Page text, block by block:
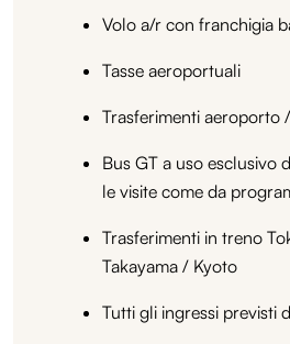
Volo a/r con franchigia
Tasse aeroportuali
Trasferimenti aeroporto
Bus GT a uso esclusivo
le visite come da
Trasferimenti in treno
Takayama / Kyoto
Tutti gli ingressi previsti